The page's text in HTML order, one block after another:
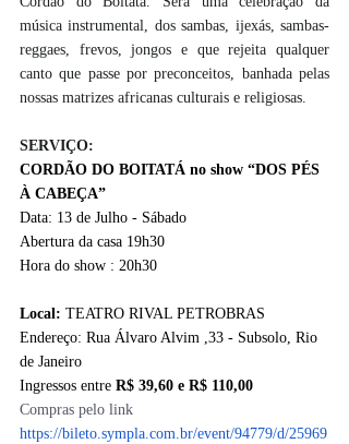
música instrumental, dos sambas, ijexás, sambas-
reggaes, frevos, jongos e que rejeita qualquer
canto que passe por preconceitos, banhada pelas
nossas matrizes africanas culturais e religiosas.
SERVIÇO:
CORDÃO DO BOITATÁ no show “DOS PÉS
À CABEÇA”
Data: 13 de Julho - Sábado
Abertura da casa 19h30
Hora do show : 20h30
Local: TEATRO RIVAL PETROBRAS
Endereço: Rua Álvaro Alvim ,33 - Subsolo, Rio
de Janeiro
Ingressos entre R$ 39,60 e R$ 110,00
Compras pelo link
https://bileto.sympla.com.br/event/94779/d/25969